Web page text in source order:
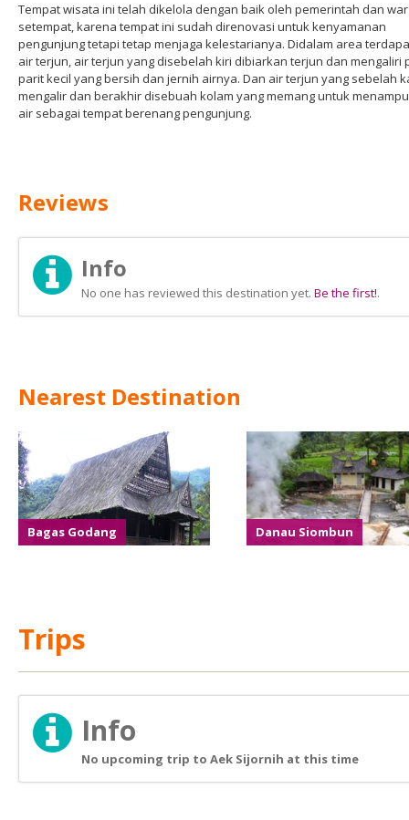
Tempat wisata ini telah dikelola dengan baik oleh pemerintah dan
setempat, karena tempat ini sudah direnovasi untuk kenyamanan
pengunjung tetapi tetap menjaga kelestarianya. Didalam area
air terjun, air terjun yang disebelah kiri dibiarkan terjun dan mengaliri
parit kecil yang bersih dan jernih airnya. Dan air terjun yang sebelah
mengalir dan berakhir disebuah kolam yang memang untuk
air sebagai tempat berenang pengunjung.
Reviews
Info
No one has reviewed this destination yet. Be the first!.
Nearest Destination
Bagas Godang Danau Siombun
Trips
Info
No upcoming trip to Aek Sijornih at this time